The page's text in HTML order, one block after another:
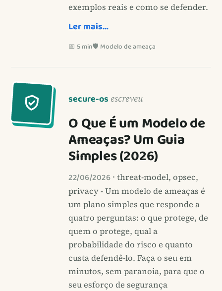
exemplos reais e como se defender.
Ler mais…
📅 5 min🛡️ Modelo de ameaça
secure-os escreveu
O Que É um Modelo de
Ameaças? Um Guia
Simples (2026)
22/06/2026 · threat-model, opsec,
privacy - Um modelo de ameaças é
um plano simples que responde a
quatro perguntas: o que protege, de
quem o protege, qual a
probabilidade do risco e quanto
custa defendê-lo. Faça o seu em
minutos, sem paranoia, para que o
seu esforço de segurança